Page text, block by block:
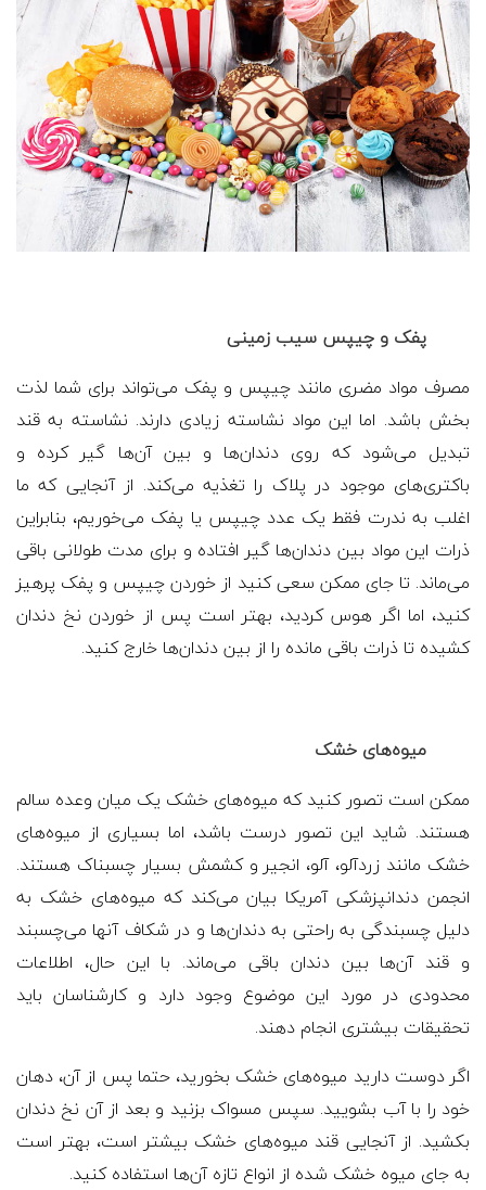
پفک و چیپس سیب زمینی
مصرف مواد مضری مانند چیپس و پفک می‌تواند برای شما لذت
بخش باشد. اما این مواد نشاسته زیادی دارند. نشاسته به قند
تبدیل می‌شود که روی دندان‌ها و بین آن‌ها گیر کرده و
باکتری‌های موجود در پلاک را تغذیه می‌کند. از آنجایی که ما
اغلب به ندرت فقط یک عدد چیپس یا پفک می‌خوریم، بنابراین
ذرات این مواد بین دندان‌ها گیر افتاده و برای مدت طولانی باقی
می‌ماند. تا جای ممکن سعی کنید از خوردن چیپس و پفک پرهیز
کنید، اما اگر هوس کردید، بهتر است پس از خوردن نخ دندان
کشیده تا ذرات باقی مانده را از بین دندان‌ها خارج کنید.
میوه‌های خشک
ممکن است تصور کنید که میوه‌های خشک یک میان وعده سالم
هستند. شاید این تصور درست باشد، اما بسیاری از میوه‌های
خشک مانند زردآلو، آلو، انجیر و کشمش بسیار چسبناک هستند.
انجمن دندانپزشکی آمریکا بیان می‌کند که میوه‌های خشک به
دلیل چسبندگی به راحتی به دندان‌ها و در شکاف آنها می‌چسبند
و قند آن‌ها بین دندان باقی می‌ماند. با این حال، اطلاعات
محدودی در مورد این موضوع وجود دارد و کارشناسان باید
تحقیقات بیشتری انجام دهند.
اگر دوست دارید میوه‌های خشک بخورید، حتما پس از آن، دهان
خود را با آب بشویید. سپس مسواک بزنید و بعد از آن نخ دندان
بکشید. از آنجایی قند میوه‌های خشک بیشتر است، بهتر است
به جای میوه خشک شده از انواع تازه آن‌ها استفاده کنید.